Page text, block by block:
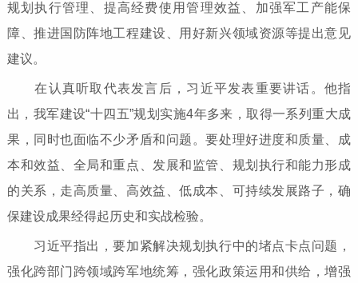
规划执行管理、提高经费使用管理效益、加强军工产能保
障、推进国防阵地工程建设、用好新兴领域资源等提出意见
建议。
在认真听取代表发言后，习近平发表重要讲话。他指
出，我军建设“十四五”规划实施4年多来，取得一系列重大成
果，同时也面临不少矛盾和问题。要处理好进度和质量、成
本和效益、全局和重点、发展和监管、规划执行和能力形成
的关系，走高质量、高效益、低成本、可持续发展路子，确
保建设成果经得起历史和实战检验。
习近平指出，要加紧解决规划执行中的堵点卡点问题，
强化跨部门跨领域跨军地统筹，强化政策运用和供给，增强